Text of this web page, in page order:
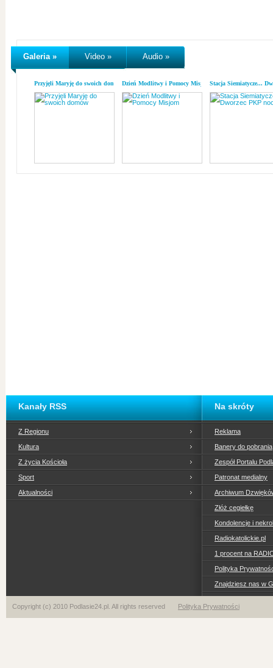
Galeria » Video » Audio »
Przyjęli Maryję do swoich domówDzień Modlitwy i Pomocy MisjomStacja Siemiatycze...
Kanały RSS
Z Regionu
Kultura
Z życia Kościoła
Sport
Aktualności
Na skróty
Reklama
Banery do pobrania
Zespół Portalu
Patronat medialny
Archiwum
Złóż cegiełkę
Kondolencje i
Radiokatolickie.pl
1 procent na
Polityka
Znajdziesz nas w
Copyright (c) 2010 Podlasie24.pl. All rights reserved Polityka Prywatności